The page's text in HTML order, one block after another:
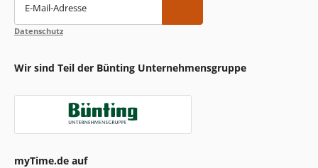
E-Mail-Adresse
Datenschutz
Wir sind Teil der Bünting Unternehmensgruppe
myTime.de auf